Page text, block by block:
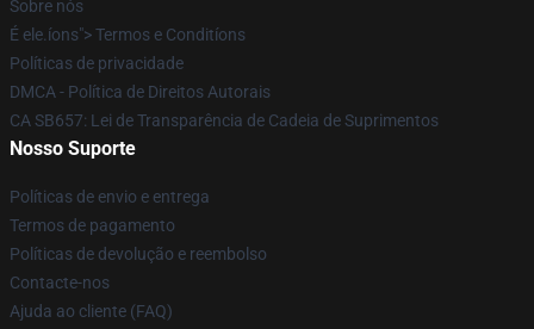
Sobre nós
É ele.íons"> Termos e Conditíons
Políticas de privacidade
DMCA - Política de Direitos Autorais
CA SB657: Lei de Transparência de Cadeia de Suprimentos
Nosso Suporte
Políticas de envio e entrega
Termos de pagamento
Políticas de devolução e reembolso
Contacte-nos
Ajuda ao cliente (FAQ)